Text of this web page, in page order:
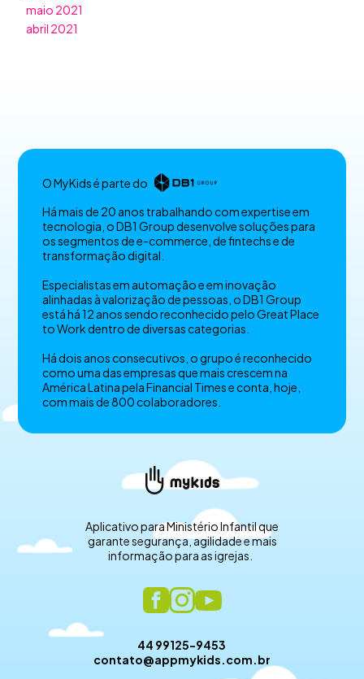
maio 2021
abril 2021
O MyKids é parte do
Há mais de 20 anos trabalhando com expertise em
tecnologia, o DB1 Group desenvolve soluções para
os segmentos de e-commerce, de fintechs e de
transformação digital.
Especialistas em automação e em inovação
alinhadas à valorização de pessoas, o DB1 Group
está há 12 anos sendo reconhecido pelo Great Place
to Work dentro de diversas categorias.
Há dois anos consecutivos, o grupo é reconhecido
como uma das empresas que mais crescem na
América Latina pela Financial Times e conta, hoje,
com mais de 800 colaboradores.
Aplicativo para Ministério Infantil que
garante segurança, agilidade e mais
informação para as igrejas.
44 99125-9453
contato@appmykids.com.br